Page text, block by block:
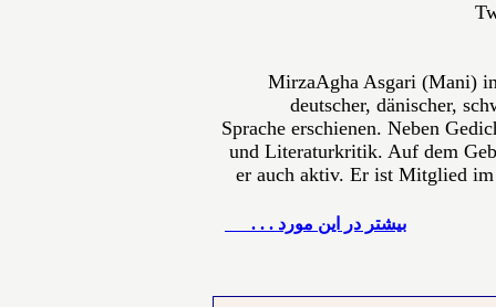
MirzaAgha Asgari (Mani)
deutscher, dänischer,
Sprache erschienen. Neben
und Literaturkritik. Auf dem
er auch aktiv. Er ist Mitglied
بيشتر در این مورد . . .